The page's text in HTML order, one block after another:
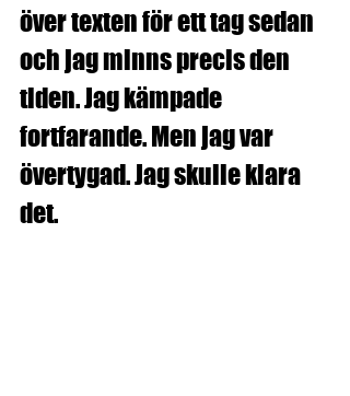
över texten för ett tag sedan
och jag minns precis den
tiden. Jag kämpade
fortfarande. Men jag var
övertygad. Jag skulle klara
det.